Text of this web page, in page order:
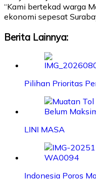
“Kami bertekad warga
ekonomi sepesat
Berita Lainnya:
Pilihan Prioritas
LINI MASA
Indonesia Poros